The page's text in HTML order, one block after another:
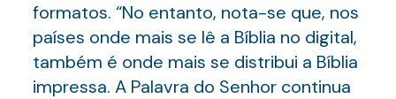
formatos. “No entanto, nota-se que, nos
países onde mais se lê a Bíblia no digital,
também é onde mais se distribui a Bíblia
impressa. A Palavra do Senhor continua